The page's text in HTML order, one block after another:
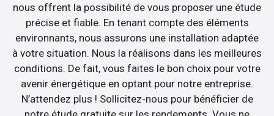
nous offrent la possibilité de vous proposer une étude
précise et fiable. En tenant compte des éléments
environnants, nous assurons une installation adaptée
à votre situation. Nous la réalisons dans les meilleures
conditions. De fait, vous faites le bon choix pour votre
avenir énergétique en optant pour notre entreprise.
N’attendez plus ! Sollicitez-nous pour bénéficier de